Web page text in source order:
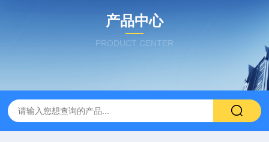
产品中心
PRODUCT CENTER